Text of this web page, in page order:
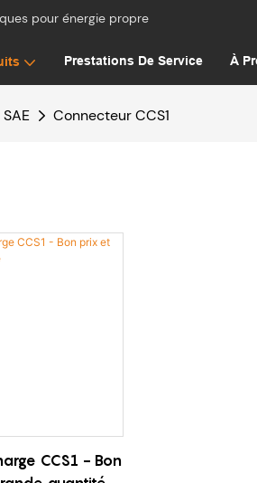
pour énergie propre
Prestations De Service À
Connecteur CCS1
CCS1 - Bon